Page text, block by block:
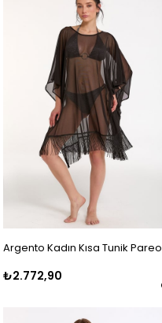
Argento Kadın Kısa Tunik Pareo
₺2.772,90